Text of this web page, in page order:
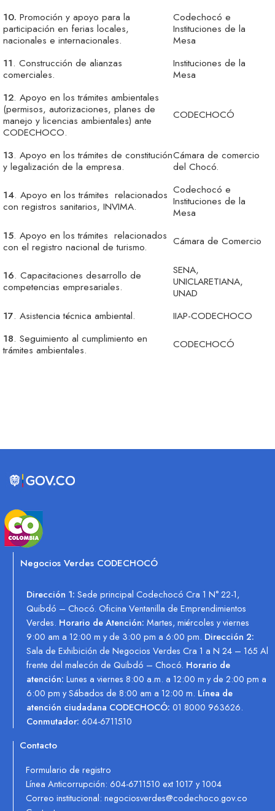
10. Promoción y apoyo para la
participación en ferias locales,
nacionales e internacionales.
Codechocó e
Instituciones de la
Mesa
11. Construcción de alianzas
comerciales.
Instituciones de la
Mesa
12. Apoyo en los trámites ambientales
(permisos, autorizaciones, planes de
manejo y licencias ambientales) ante
CODECHOCO.
CODECHOCÓ
13. Apoyo en los trámites de constitución
y legalización de la empresa.
Cámara de comercio
del Chocó.
14. Apoyo en los trámites relacionados
con registros sanitarios, INVIMA.
Codechocó e
Instituciones de la
Mesa
15. Apoyo en los trámites relacionados
con el registro nacional de turismo.
Cámara de Comercio
16. Capacitaciones desarrollo de
competencias empresariales.
SENA,
UNICLARETIANA,
UNAD
17. Asistencia técnica ambiental.
IIAP-CODECHOCO
18. Seguimiento al cumplimiento en
trámites ambientales.
CODECHOCÓ
Negocios Verdes CODECHOCÓ
Dirección 1: Sede principal Codechocó Cra 1 N° 22-1,
Quibdó – Chocó. Oficina Ventanilla de Emprendimientos
Verdes. Horario de Atención: Martes, miércoles y viernes
9:00 am a 12:00 m y de 3:00 pm a 6:00 pm. Dirección 2:
Sala de Exhibición de Negocios Verdes Cra 1 a N 24 – 165 Al
frente del malecón de Quibdó – Chocó. Horario de
atención: Lunes a viernes 8:00 a.m. a 12:00 m y de 2:00 pm a
6:00 pm y Sábados de 8:00 am a 12:00 m. Línea de
atención ciudadana CODECHOCÓ: 01 8000 963626.
Conmutador: 604-6711510
Contacto
Formulario de registro
Línea Anticorrupción: 604-6711510 ext 1017 y 1004
Correo institucional: negociosverdes@codechoco.gov.co